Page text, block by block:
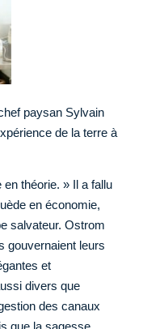
paysan Sylvain
de la terre à
théorie. » Il a fallu
en économie,
salvateur. Ostrom
gouvernaient leurs
et
divers que
des canaux
que la sagesse